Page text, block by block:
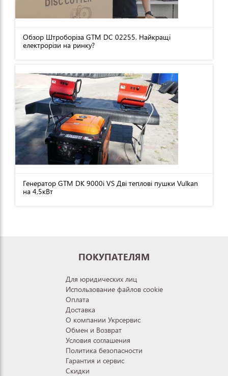
Обзор Штроборіза GTM DC 02255. Найкращі
електрорізи на ринку?
Генератор GTM DK 9000i VS Дві теплові пушки Vulkan
на 4,5кВт
ПОКУПАТЕЛЯМ
Для юридических лиц
Использование файлов cookie
Оплата
Доставка
О компании Укрсервис
Обмен и Возврат
Условия соглашения
Политика безопасности
Гарантия и сервис
Скидки